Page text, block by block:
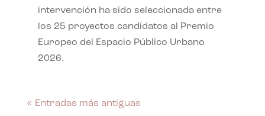
intervención ha sido seleccionada entre
los 25 proyectos candidatos al Premio
Europeo del Espacio Público Urbano
2026.
« Entradas más antiguas